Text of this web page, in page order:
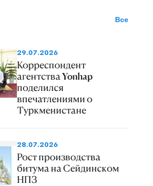
Все
29.07.2026
Корреспондент
агентства Yonhap
поделился
впечатлениями о
Туркменистане
28.07.2026
Рост производства
битума на Сейдинском
НПЗ